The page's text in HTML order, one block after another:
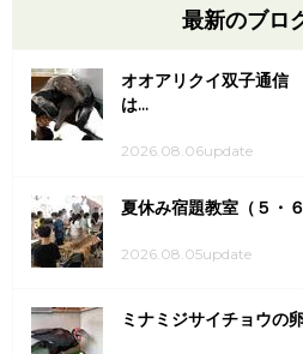
最新のブロ
オオアリクイ双子通信
は...
2026.08.06update
夏休み宿題教室（５・
2026.08.05update
ミナミジサイチョウの